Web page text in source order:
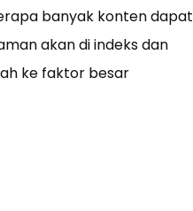
banyak konten dapat
akan di indeks dan
ke faktor besar